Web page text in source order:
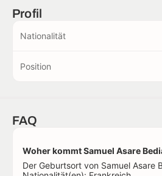
Profil
Nationalität
Position
FAQ
Woher kommt Samuel Asare
Der Geburtsort von Samuel Asare